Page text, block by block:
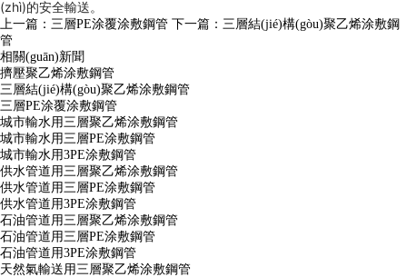
(zhì)的安全輸送。
上一篇： 三層PE涂覆涂敷鋼管 下一篇： 三層結(jié)構(gòu)聚乙烯涂敷鋼
管
相關(guān)新聞
擠壓聚乙烯涂敷鋼管
三層結(jié)構(gòu)聚乙烯涂敷鋼管
三層PE涂覆涂敷鋼管
城市輸水用三層聚乙烯涂敷鋼管
城市輸水用三層PE涂敷鋼管
城市輸水用3PE涂敷鋼管
供水管道用三層聚乙烯涂敷鋼管
供水管道用三層PE涂敷鋼管
供水管道用3PE涂敷鋼管
石油管道用三層聚乙烯涂敷鋼管
石油管道用三層PE涂敷鋼管
石油管道用3PE涂敷鋼管
天然氣輸送用三層聚乙烯涂敷鋼管